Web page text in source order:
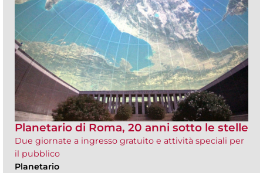
Planetario di Roma, 20 anni sotto le stelle
Due giornate a ingresso gratuito e attività speciali per
il pubblico
Planetario